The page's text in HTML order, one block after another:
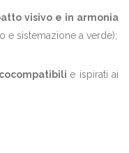
visivo e in armonia
e sistemazione a verde);
e ispirati ai